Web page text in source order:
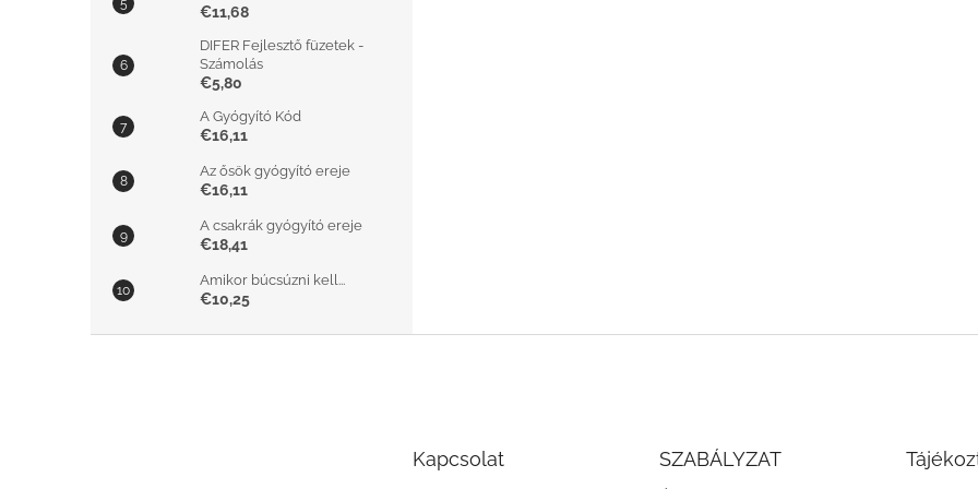
€11,68
DIFER Fejlesztő füzetek -
Számolás
€5,80
A Gyógyító Kód
€16,11
Az ősök gyógyító ereje
€16,11
A csakrák gyógyító ereje
€18,41
Amikor búcsúzni kell...
€10,25
Kapcsolat SZABÁLYZAT